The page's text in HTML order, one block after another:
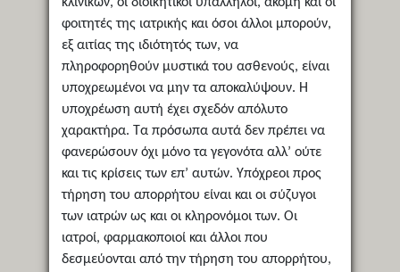
φοιτητές της ιατρικής και όσοι άλλοι μπορούν,
εξ αιτίας της ιδιότητός των, να
πληροφορηθούν μυστικά του ασθενούς, είναι
υποχρεωμένοι να μην τα αποκαλύψουν. Η
υποχρέωση αυτή έχει σχεδόν απόλυτο
χαρακτήρα. Τα πρόσωπα αυτά δεν πρέπει να
φανερώσουν όχι μόνο τα γεγονότα αλλ’ ούτε
και τις κρίσεις των επ’ αυτών. Υπόχρεοι προς
τήρηση του απορρήτου είναι και οι σύζυγοι
των ιατρών ως και οι κληρονόμοι των. Οι
ιατροί, φαρμακοποιοί και άλλοι που
δεσμεύονται από την τήρηση του απορρήτου,